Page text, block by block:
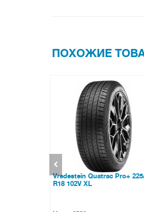
ПОХОЖИЕ
Pirelli Winter Snowcontrol
175/60 R15 81T